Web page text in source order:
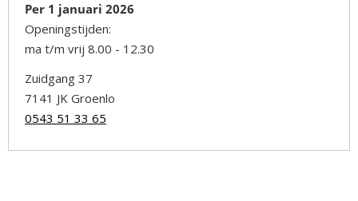
Per 1 januari 2026
Openingstijden:
ma t/m vrij 8.00 - 12.30
Zuidgang 37
7141 JK Groenlo
0543 51 33 65